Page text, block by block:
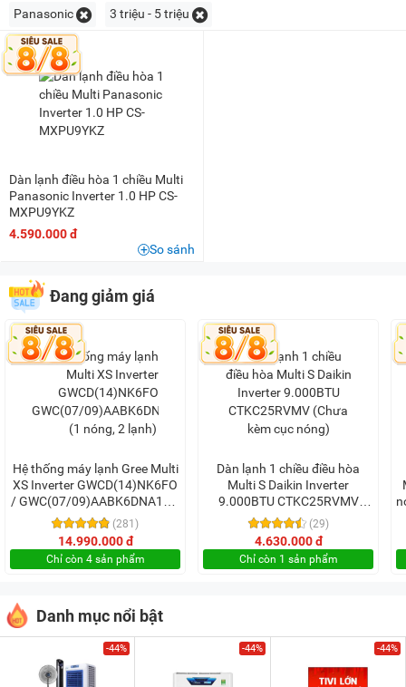
8 triệu - 10 triệu
10 triệu - 15 triệu
15 triệu - 20 triệu (7)
20 triệu - 25 triệu (12)
25 triệu - 30 triệu
40 triệu - 50 triệu (6)
50 triệu - 100 triệu
Panasonic 3 triệu - 5 triệu
Dàn lạnh điều hòa 1 chiều Multi
Panasonic Inverter 1.0 HP CS-
MXPU9YKZ
4.590.000 đ
So sánh
Đang giảm giá
Hệ thống máy lạnh Gree Multi
XS Inverter GWCD(14)NK6FO
/ GWC(07/09)AABK6DNA1B/I
(1 nóng, 2 lạnh)
(281)
14.990.000 đ
Chỉ còn 4 sản phẩm
Dàn lạnh 1 chiều điều hòa
Multi S Daikin Inverter
9.000BTU CTKC25RVMV
(Chưa kèm cục nóng)
(29)
4.630.000 đ
Chỉ còn 1 sản phẩm
Danh mục nổi bật
-44% -44% -44%